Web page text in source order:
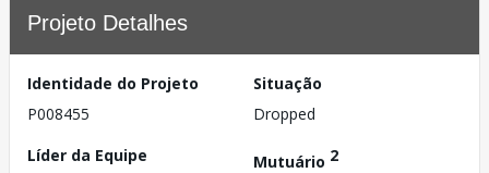
Projeto Detalhes
Identidade do Projeto
P008455
Situação
Dropped
Líder da Equipe
Mutuário 2